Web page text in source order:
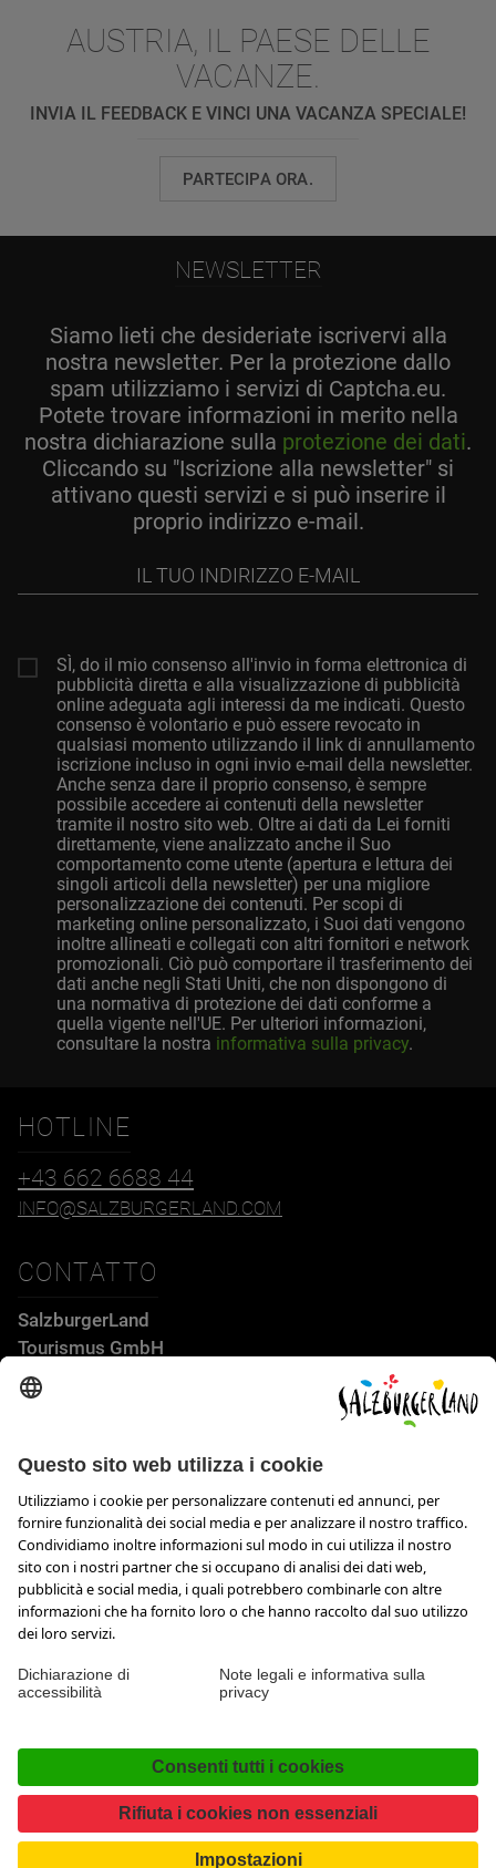
AUSTRIA, IL PAESE DELLE
VACANZE.
INVIA IL FEEDBACK E VINCI UNA VACANZA SPECIALE!
PARTECIPA ORA.
NEWSLETTER
Siamo lieti che desideriate iscrivervi alla
nostra newsletter. Per la protezione dallo
spam utilizziamo i servizi di Captcha.eu.
Potete trovare informazioni in merito nella
nostra dichiarazione sulla protezione dei dati.
Cliccando su "Iscrizione alla newsletter" si
attivano questi servizi e si può inserire il
proprio indirizzo e-mail.
indirizzo
SÌ, do il mio consenso all'invio in forma elettronica di
pubblicità diretta e alla visualizzazione di pubblicità
online adeguata agli interessi da me indicati. Questo
consenso è volontario e può essere revocato in
qualsiasi momento utilizzando il link di annullamento
iscrizione incluso in ogni invio e-mail della newsletter.
Anche senza dare il proprio consenso, è sempre
possibile accedere ai contenuti della newsletter
tramite il nostro sito web. Oltre ai dati da Lei forniti
direttamente, viene analizzato anche il Suo
comportamento come utente (apertura e lettura dei
singoli articoli della newsletter) per una migliore
personalizzazione dei contenuti. Per scopi di
marketing online personalizzato, i Suoi dati vengono
inoltre allineati e collegati con altri fornitori e network
promozionali. Ciò può comportare il trasferimento dei
dati anche negli Stati Uniti, che non dispongono di
una normativa di protezione dei dati conforme a
quella vigente nell'UE. Per ulteriori informazioni,
consultare la nostra informativa sulla privacy.
HOTLINE
+43 662 6688 44
INFO@SALZBURGERLAND.COM
CONTATTO
SalzburgerLand
Tourismus GmbH
Wiener Bundesstraße 23
info@salzburgerland.com
APERTURA
Siamo lieti di ricevere la tua richiesta
Siamo a tua disposizione da lunedì a giovedì dalle ore 8 alle
Dichiarazione di accessibilità Press